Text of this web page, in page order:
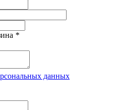
*
данных